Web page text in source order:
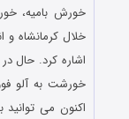
خورش بامیه،
خلال کرمانشاه
اشاره کرد. حال
خورشت به آلو
اکنون می